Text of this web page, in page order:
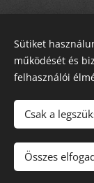
Sütiket
működését és
felhasználói
Csak a
Összes